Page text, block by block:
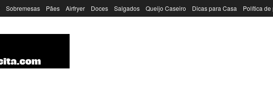
Sobremesas Pães Airfryer Doces Salgados Queijo Caseiro Dicas para Casa Política